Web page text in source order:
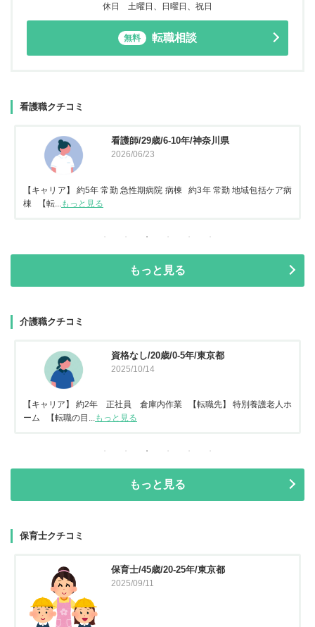
休日 土曜日、日曜日、祝日
無料 転職相談
看護職クチコミ
看護師/29歳/6-10年/神奈川県
2026/06/23
【キャリア】 約5年 常勤 急性期病院 病棟 約3年 常勤 地域包括ケア病
棟 【転...
もっと見る
もっと見る
介護職クチコミ
資格なし/20歳/0-5年/東京都
2025/10/14
【キャリア】 約2年 正社員 倉庫内作業 【転職先】 特別養護老人ホ
ーム 【転職の目...もっと見る
もっと見る
保育士クチコミ
保育士/45歳/20-25年/東京都
2025/09/11